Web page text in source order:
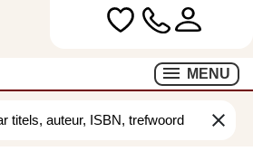
MENU
clear